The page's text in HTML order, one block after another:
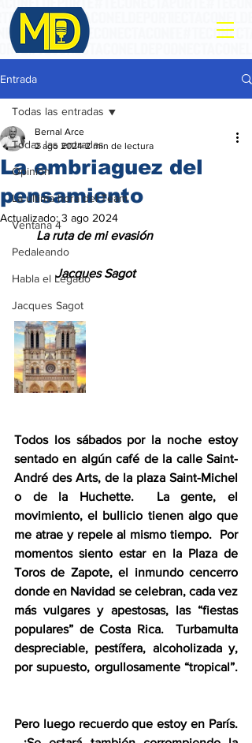
Entrada
Todas las entradas
Opinión
La ultima hora del Team
Ventana 4
Pedaleando
Habla el Legado
Jacques Sagot
Todas las entradas
La embriaguez del
pensamiento
Bernal Arce
2 ago 2024 2 min de lectura
Actualizado: 3 ago 2024
       La ruta de mi evasión
             Jacques Sagot
Todos los sábados por la noche estoy
sentado en algún café de la calle Saint-
André des Arts, de la plaza Saint-Michel
o de la Huchette.  La gente, el
movimiento, el bullicio tienen algo que
me atrae y repele al mismo tiempo.  Por
momentos siento estar en la Plaza de
Toros de Zapote, el inmundo cencerro
donde en Navidad se celebran, cada vez
más vulgares y apestosas, las “fiestas
populares” de Costa Rica.  Turbamulta
despreciable, pestífera, alcoholizada y,
por supuesto, orgullosamente “tropical”.
Pero luego recuerdo que estoy en París.